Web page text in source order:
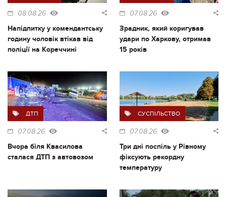
08.08.26
Напідпитку у комендантську
годину чоловік втікав від
поліції на Кореччині
07.08.26
Зрадник, який коригував
удари по Харкову, отримав
15 років
ДТП
07.08.26
Вчора біля Квасилова
сталася ДТП з автовозом
СУСПІЛЬСТВО
07.08.26
Три дні поспіль у Рівному
фіксують рекордну
температуру